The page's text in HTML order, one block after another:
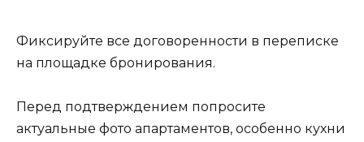
Фиксируйте все договоренности в переписке
на площадке бронирования.
Перед подтверждением попросите
актуальные фото апартаментов, особенно кухни